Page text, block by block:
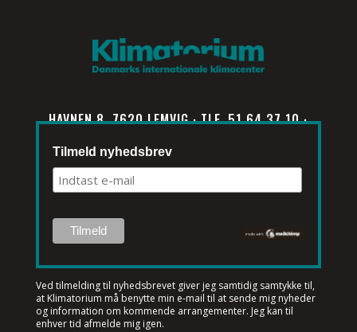
HAVNEN 8, 7620 LEMVIG · TLF. 51 64 37 10 ·
INFO@KLIMATORIUM.DK
Tilmeld nyhedsbrev
Ved tilmelding til nyhedsbrevet giver jeg samtidig samtykke til,
at Klimatorium må benytte min e-mail til at sende mig nyheder
og information om kommende arrangementer. Jeg kan til
enhver tid afmelde mig igen.